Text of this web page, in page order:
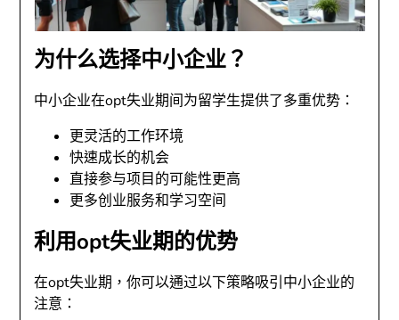
为什么选择中小企业？
中小企业在opt失业期间为留学生提供了多重优势：
更灵活的工作环境
快速成长的机会
直接参与项目的可能性更高
更多创业服务和学习空间
利用opt失业期的优势
在opt失业期，你可以通过以下策略吸引中小企业的
注意：